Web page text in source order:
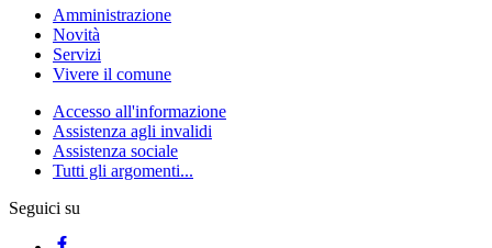
Amministrazione
Novità
Servizi
Vivere il comune
Accesso all'informazione
Assistenza agli invalidi
Assistenza sociale
Tutti gli argomenti...
Seguici su